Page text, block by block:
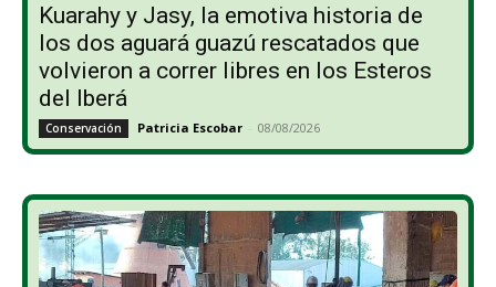
Kuarahy y Jasy, la emotiva historia de
los dos aguará guazú rescatados que
volvieron a correr libres en los Esteros
del Iberá
Conservación Patricia Escobar - 08/08/2026